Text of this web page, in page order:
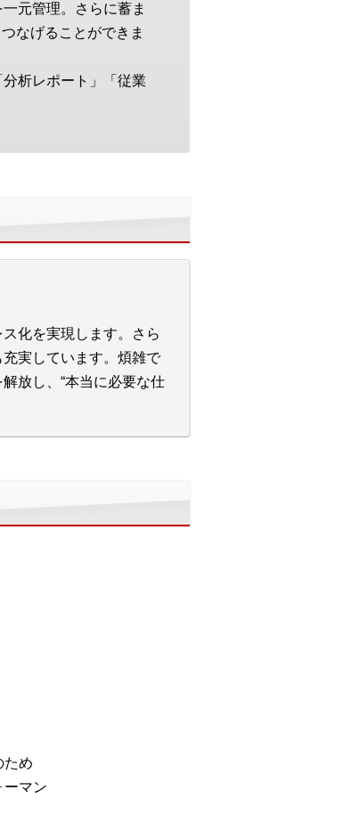
元管理。さらに蓄ま
なげることができま
析レポート」「従業
化を実現します。さら
実しています。煩雑で
放し、“本当に必要な仕
ため
ーマン